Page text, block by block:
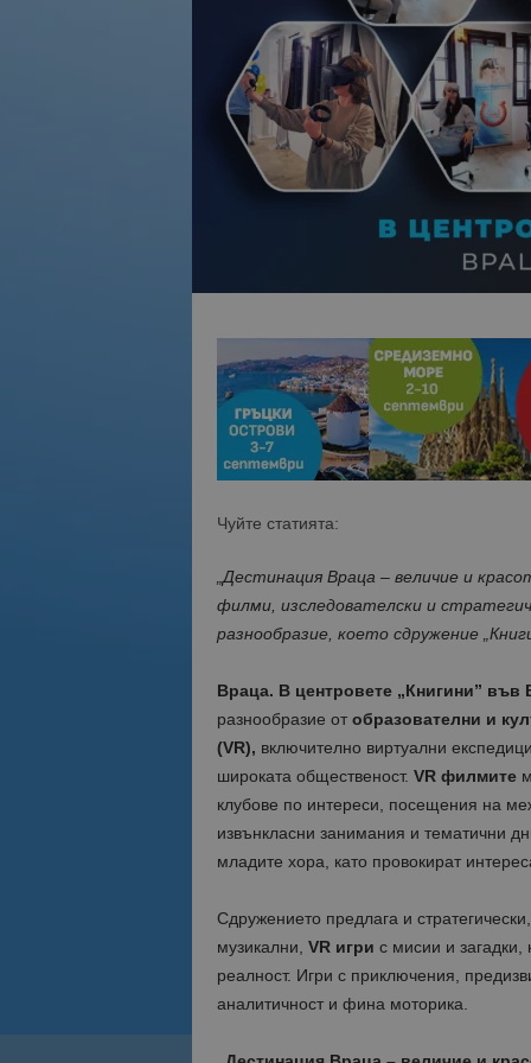
Чуйте статията:
„Дестинация Враца – величие и
филми, изследователски и
разнообразие, което сдружение
Враца. В центровете „Книгини” във
разнообразие от образователни и
(VR), включително виртуални
широката общественост. VR филмите
клубове по интереси, посещения на
извънкласни занимания и тематични
младите хора, като провокират
Сдружението предлага и
музикални, VR игри с мисии и загадки,
реалност. Игри с приключения,
аналитичност и фина моторика.